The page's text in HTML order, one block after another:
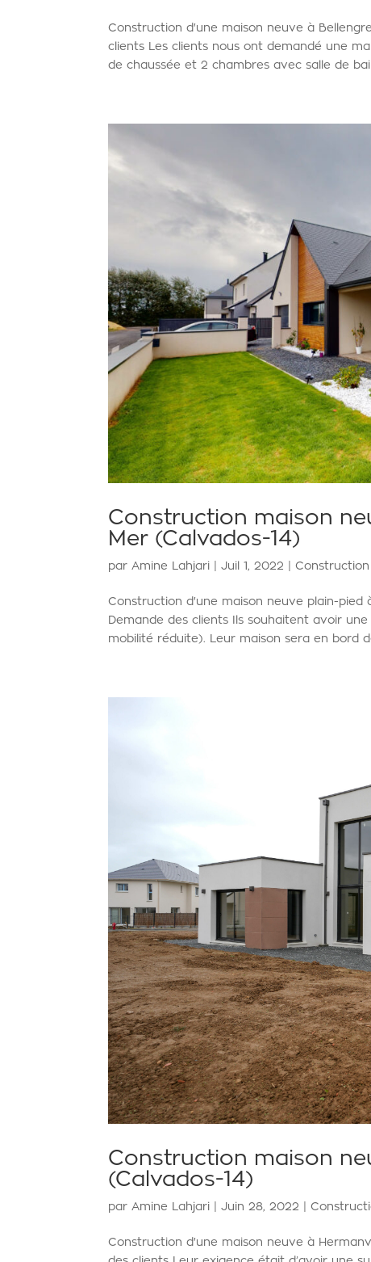
Construction d'une maison neuve à
clients Les clients nous ont demandé une
de chaussée et 2 chambres avec salle de
Construction maison
Mer (Calvados-14)
parAmine Lahjari |Juil 1, 2022 |
Construction d'une maison neuve plain-
Demande des clients Ils souhaitent avoir
mobilité réduite). Leur maison sera en bord
Construction maison
(Calvados-14)
parAmine Lahjari |Juin 28, 2022 |
Construction d'une maison neuve à